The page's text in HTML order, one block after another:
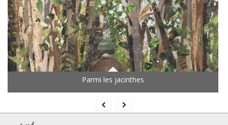
Parmi les jacinthes